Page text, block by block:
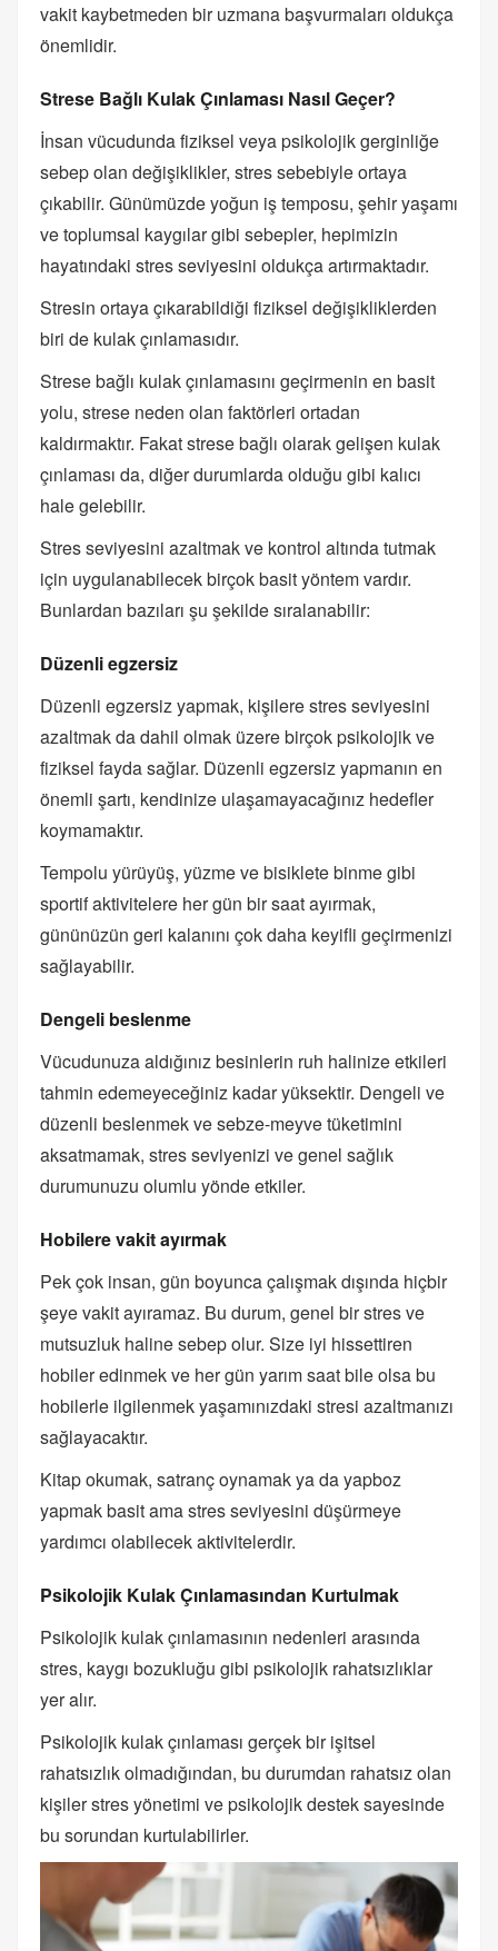
vakit kaybetmeden bir uzmana başvurmaları oldukça
önemlidir.
Strese Bağlı Kulak Çınlaması Nasıl Geçer?
İnsan vücudunda fiziksel veya psikolojik gerginliğe
sebep olan değişiklikler, stres sebebiyle ortaya
çıkabilir. Günümüzde yoğun iş temposu, şehir yaşamı
ve toplumsal kaygılar gibi sebepler, hepimizin
hayatındaki stres seviyesini oldukça artırmaktadır.
Stresin ortaya çıkarabildiği fiziksel değişikliklerden
biri de kulak çınlamasıdır.
Strese bağlı kulak çınlamasını geçirmenin en basit
yolu, strese neden olan faktörleri ortadan
kaldırmaktır. Fakat strese bağlı olarak gelişen kulak
çınlaması da, diğer durumlarda olduğu gibi kalıcı
hale gelebilir.
Stres seviyesini azaltmak ve kontrol altında tutmak
için uygulanabilecek birçok basit yöntem vardır.
Bunlardan bazıları şu şekilde sıralanabilir:
Düzenli egzersiz
Düzenli egzersiz yapmak, kişilere stres seviyesini
azaltmak da dahil olmak üzere birçok psikolojik ve
fiziksel fayda sağlar. Düzenli egzersiz yapmanın en
önemli şartı, kendinize ulaşamayacağınız hedefler
koymamaktır.
Tempolu yürüyüş, yüzme ve bisiklete binme gibi
sportif aktivitelere her gün bir saat ayırmak,
gününüzün geri kalanını çok daha keyifli geçirmenizi
sağlayabilir.
Dengeli beslenme
Vücudunuza aldığınız besinlerin ruh halinize etkileri
tahmin edemeyeceğiniz kadar yüksektir. Dengeli ve
düzenli beslenmek ve sebze-meyve tüketimini
aksatmamak, stres seviyenizi ve genel sağlık
durumunuzu olumlu yönde etkiler.
Hobilere vakit ayırmak
Pek çok insan, gün boyunca çalışmak dışında hiçbir
şeye vakit ayıramaz. Bu durum, genel bir stres ve
mutsuzluk haline sebep olur. Size iyi hissettiren
hobiler edinmek ve her gün yarım saat bile olsa bu
hobilerle ilgilenmek yaşamınızdaki stresi azaltmanızı
sağlayacaktır.
Kitap okumak, satranç oynamak ya da yapboz
yapmak basit ama stres seviyesini düşürmeye
yardımcı olabilecek aktivitelerdir.
Psikolojik Kulak Çınlamasından Kurtulmak
Psikolojik kulak çınlamasının nedenleri arasında
stres, kaygı bozukluğu gibi psikolojik rahatsızlıklar
yer alır.
Psikolojik kulak çınlaması gerçek bir işitsel
rahatsızlık olmadığından, bu durumdan rahatsız olan
kişiler stres yönetimi ve psikolojik destek sayesinde
bu sorundan kurtulabilirler.